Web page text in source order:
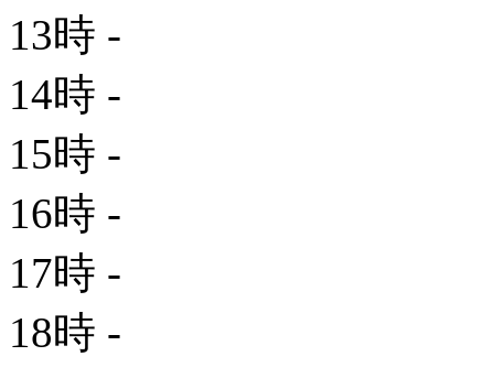
13時 -
14時 -
15時 -
16時 -
17時 -
18時 -